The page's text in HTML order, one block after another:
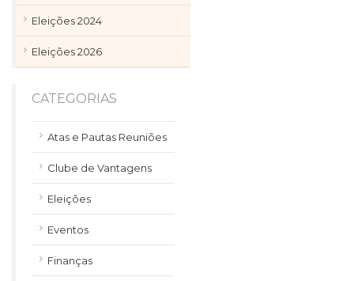
Eleições 2024
Eleições 2026
CATEGORIAS
Atas e Pautas Reuniões
Clube de Vantagens
Eleições
Eventos
Finanças